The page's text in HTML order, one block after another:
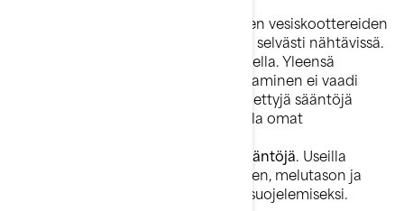
on pakollinen kaikkien vesiskoottereiden
osalta, ja tunnusnumero tulee olla selvästi nähtävissä.
voivat vaihdella. Yleensä
rekisteröidyillä vesiskoottereilla ajaminen ei vaadi
lupaa, mutta rannikkoalueilla tai tiettyjä sääntöjä
noudattavilla vesistöalueilla voi olla omat
paikallisia vesiliikennesääntöjä. Useilla
alueilla on tiukat säännöt nopeuden, melutason ja
navigoinnin suhteen ympäristön suojelemiseksi.